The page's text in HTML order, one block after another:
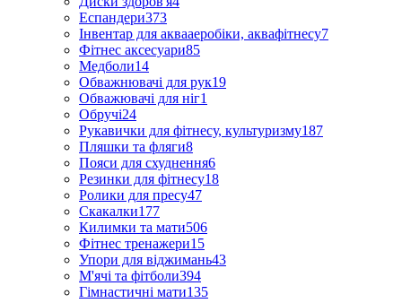
Еспандери373
Інвентар для аквааеробіки, аквафітнесу7
Фітнес аксесуари85
Медболи14
Обважнювачі для рук19
Обважювачі для ніг1
Обручі24
Рукавички для фітнесу, культуризму187
Пляшки та фляги8
Пояси для схуднення6
Резинки для фітнесу18
Ролики для пресу47
Скакалки177
Килимки та мати506
Фітнес тренажери15
Упори для віджимань43
М'ячі та фітболи394
Гімнастичні мати135